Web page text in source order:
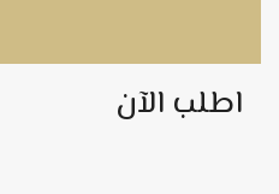
اطلب الآن